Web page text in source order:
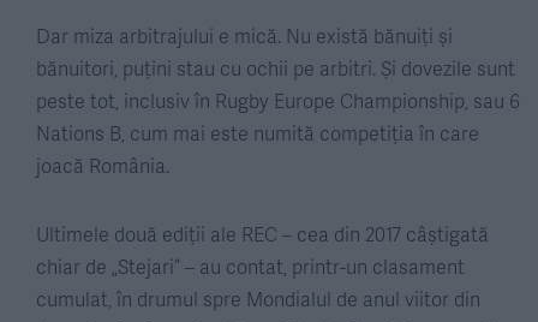
Dar miza arbitrajului e mică. Nu există bănuiți și
bănuitori, puțini stau cu ochii pe arbitri. Și dovezile sunt
peste tot, inclusiv în Rugby Europe Championship, sau 6
Nations B, cum mai este numită competiția în care
joacă România.
Ultimele două ediții ale REC – cea din 2017 câștigată
chiar de „Stejari” – au contat, printr-un clasament
cumulat, în drumul spre Mondialul de anul viitor din